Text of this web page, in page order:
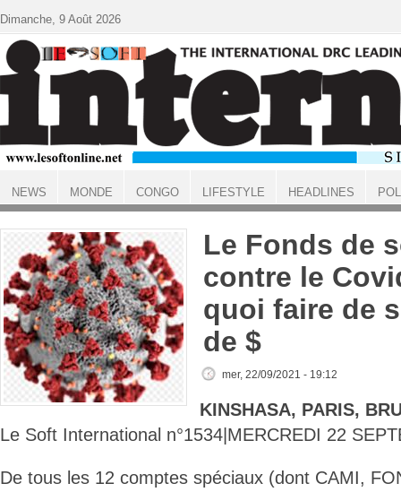
ACCUEIL
Le Fonds de
contre le
quoi faire de
de $
mer, 22/09/2021 - 19:12
KINSHASA, PARIS,
Le Soft International n°1534|MERCREDI 22
De tous les 12 comptes spéciaux (dont CAMI,
Dimanche, 9 Août 2026
NEWS MONDE CONGO LIFESTYLE HEADLINES